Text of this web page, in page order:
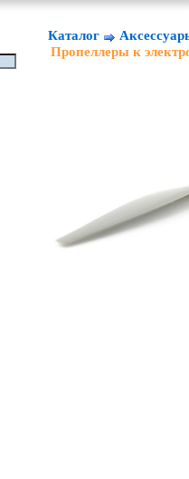
Каталог
Пропеллеры к